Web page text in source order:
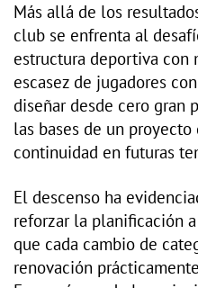
Más allá de los
club se enfrenta al
estructura deportiva con
escasez de jugadores
diseñar desde cero gran
las bases de un
continuidad en futuras
El descenso ha
reforzar la planificación
que cada cambio de
renovación